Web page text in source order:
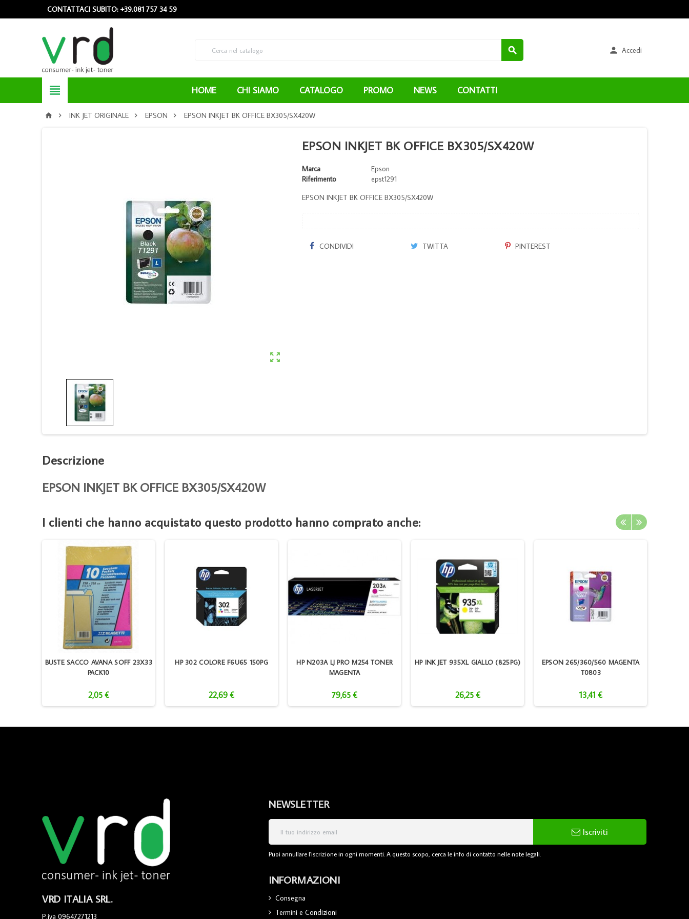
CONTATTACI SUBITO: +39.081 757 34 59
  Accedi
 HOME CHI SIAMO CATALOGO PROMO NEWS CONTATTI
  INK JET ORIGINALE  EPSON  EPSON INKJET BK OFFICE BX305/SX420W

EPSON INKJET BK OFFICE BX305/SX420W
Marca
Epson
Riferimento
epst1291
EPSON INKJET BK OFFICE BX305/SX420W
CONDIVIDI TWITTA PINTEREST
Descrizione
EPSON INKJET BK OFFICE BX305/SX420W
I clienti che hanno acquistato questo prodotto hanno comprato anche:
BUSTE SACCO AVANA SOFF 23X33
PACK10
2,05 €
HP 302 COLORE F6U65 150PG
22,69 €
HP N203A LJ PRO M254 TONER
MAGENTA
79,65 €
HP INK JET 935XL GIALLO (825PG)
26,25 €
EPSON 265/360/560 MAGENTA
T0803
13,41 €
VRD ITALIA SRL.
P.iva 09647271213
NEWSLETTER
Iscriviti
Puoi annullare l'iscrizione in ogni momenti. A questo scopo, cerca le info di contatto nelle note legali.
INFORMAZIONI
Consegna
Termini e Condizioni